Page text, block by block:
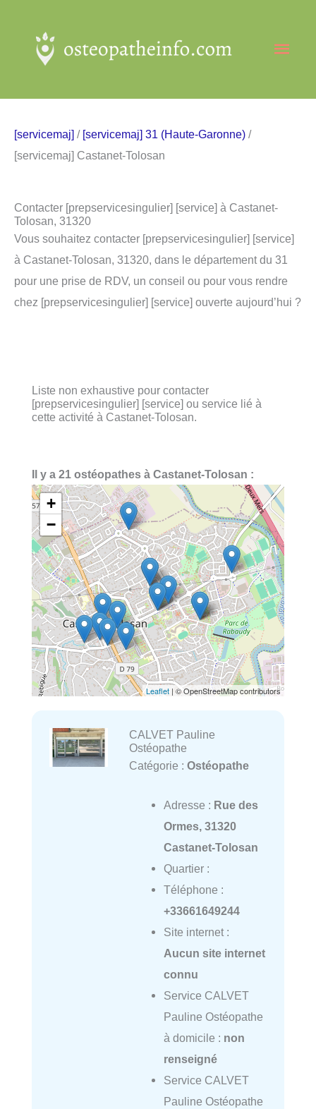
contenu
[servicemaj] / [servicemaj] 31 (Haute-Garonne) /
[servicemaj] Castanet-Tolosan
Contacter [prepservicesingulier] [service] à Castanet-
Tolosan, 31320
Vous souhaitez contacter [prepservicesingulier] [service]
à Castanet-Tolosan, 31320, dans le département du 31
pour une prise de RDV, un conseil ou pour vous rendre
chez [prepservicesingulier] [service] ouverte aujourd’hui ?
Liste non exhaustive pour contacter
[prepservicesingulier] [service] ou service lié à
cette activité à Castanet-Tolosan.
Il y a 21 ostéopathes à Castanet-Tolosan :
+
−
Leaflet | © OpenStreetMap contributors
CALVET Pauline
Ostéopathe
Catégorie : Ostéopathe
Adresse : Rue des
Ormes, 31320
Castanet-Tolosan
Quartier :
Téléphone :
+33661649244
Site internet :
Aucun site internet
connu
Service CALVET
Pauline Ostéopathe
à domicile : non
renseigné
Service CALVET
Pauline Ostéopathe